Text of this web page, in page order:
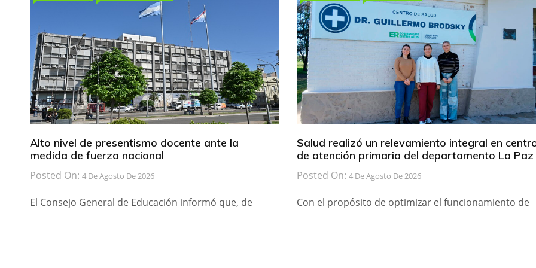
Alto nivel de presentismo docente ante la
medida de fuerza nacional
Posted On: 4 De Agosto De 2026
El Consejo General de Educación informó que, de
Salud realizó un relevamiento integral en
de atención primaria del departamento La Paz
Posted On: 4 De Agosto De 2026
Con el propósito de optimizar el funcionamiento de